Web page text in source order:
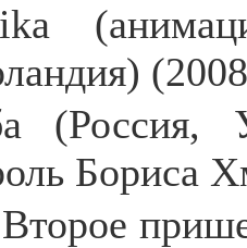
(Россия,
Бориса